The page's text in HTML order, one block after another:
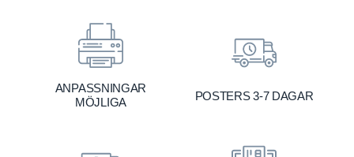
ANPASSNINGAR
MÖJLIGA
POSTERS 3-7 DAGAR